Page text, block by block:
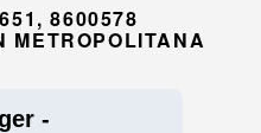
8600578
METROPOLITANA
-